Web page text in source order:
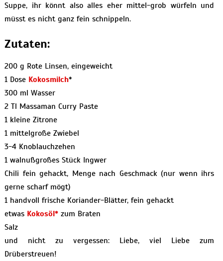
Suppe, ihr könnt also alles eher mittel-grob würfeln und
müsst es nicht ganz fein schnippeln.
Zutaten:
200 g Rote Linsen, eingeweicht
1 Dose Kokosmilch*
300 ml Wasser
2 Tl Massaman Curry Paste
1 kleine Zitrone
1 mittelgroße Zwiebel
3-4 Knoblauchzehen
1 walnußgroßes Stück Ingwer
Chili fein gehackt, Menge nach Geschmack (nur wenn ihrs
gerne scharf mögt)
1 handvoll frische Koriander-Blätter, fein gehackt
etwas Kokosöl* zum Braten
Salz
und nicht zu vergessen: Liebe, viel Liebe zum
Drüberstreuen!